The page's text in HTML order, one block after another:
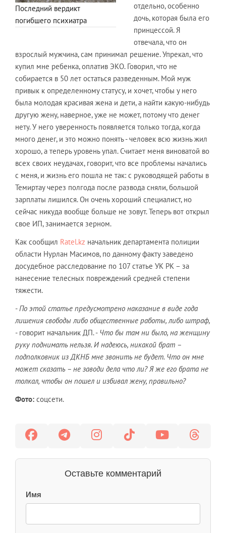
Последний вердикт
погибшего психиатра
отдельно, особенно
дочь, которая была его
принцессой. Я
отвечала, что он
взрослый мужчина, сам принимал решение. Упрекал, что
купил мне ребенка, оплатив ЭКО. Говорил, что не
собирается в 50 лет остаться разведенным. Мой муж
привык к определенному статусу, и хочет, чтобы у него
была молодая красивая жена и дети, а найти какую-нибудь
другую жену, наверное, уже не может, потому что денег
нету. У него уверенность появляется только тогда, когда
много денег, и это можно понять - человек всю жизнь жил
хорошо, а теперь уровень упал. Считает меня виноватой во
всех своих неудачах, говорит, что все проблемы начались
с меня, и жизнь его пошла не так: с руководящей работы в
Темиртау через полгода после развода сняли, большой
зарплаты лишился. Он очень хороший специалист, но
сейчас никуда вообще больше не зовут. Теперь вот открыл
свое ИП, занимается зерном.
Как сообщил Ratel.kz начальник департамента полиции
области Нурлан Масимов, по данному факту заведено
досудебное расследование по 107 статье УК РК – за
нанесение телесных повреждений средней степени
тяжести.
-По этой статье предусмотрено наказание в виде года
лишения свободы либо общественные работы, либо штраф,
- говорит начальник ДП. - Что бы там ни было, на женщину
руку поднимать нельзя. И надеюсь, никакой брат –
подполковник из ДКНБ мне звонить не будет. Что он мне
может сказать – не заводи дела что ли? Я же его брата не
толкал, чтобы он пошел и избивал жену, правильно?
Фото: соцсети.
Оставьте комментарий
Имя